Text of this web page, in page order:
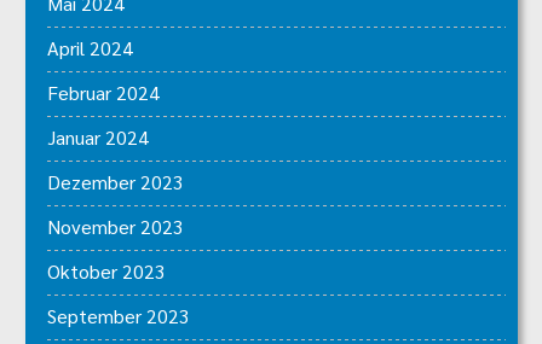
April 2024
Februar 2024
Januar 2024
Dezember 2023
November 2023
Oktober 2023
September 2023